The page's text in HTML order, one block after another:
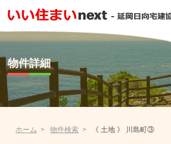
物件詳細
ホーム 物件検索 《 土地 》 川島町③